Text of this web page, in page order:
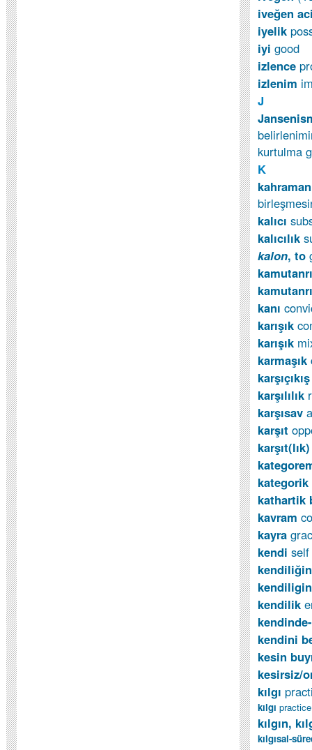
iveğen
iyelik
iyi good
izlence
izlenim
J
kurtulma
K
kalıcı
kalıcılık
kalon, to
kamutanrı
kanı
karışık
karışık
karmaşık
karşılılık
karşısav
karşıt
kathartik
kavram
kayra
kendi self
kendilik
kendini
kesin
kesirsiz/
kılgı
kılgı
kılgın, kı
kılgısal-